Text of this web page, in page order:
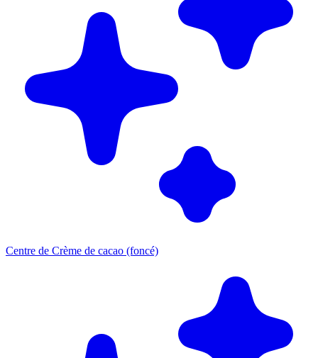
Centre de Crème de cacao (foncé)